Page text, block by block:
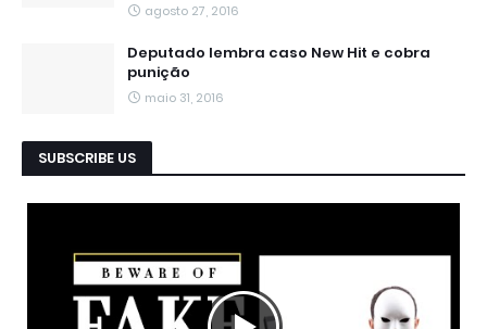
agosto 27, 2016
Deputado lembra caso New Hit e cobra
punição
maio 31, 2016
SUBSCRIBE US